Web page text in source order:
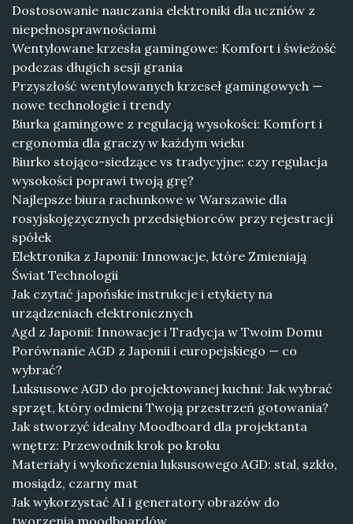
Dostosowanie nauczania elektroniki dla uczniów z
niepełnosprawnościami
Wentylowane krzesła gamingowe: Komfort i świeżość
podczas długich sesji grania
Przyszłość wentylowanych krzeseł gamingowych —
nowe technologie i trendy
Biurka gamingowe z regulacją wysokości: Komfort i
ergonomia dla graczy w każdym wieku
Biurko stojąco-siedzące vs tradycyjne: czy regulacja
wysokości poprawi twoją grę?
Najlepsze biura rachunkowe w Warszawie dla
rosyjskojęzycznych przedsiębiorców przy rejestracji
spółek
Elektronika z Japonii: Innowacje, które Zmieniają
Świat Technologii
Jak czytać japońskie instrukcje i etykiety na
urządzeniach elektronicznych
Agd z Japonii: Innowacje i Tradycja w Twoim Domu
Porównanie AGD z Japonii i europejskiego — co
wybrać?
Luksusowe AGD do projektowanej kuchni: Jak wybrać
sprzęt, który odmieni Twoją przestrzeń gotowania?
Jak stworzyć idealny Moodboard dla projektanta
wnętrz: Przewodnik krok po kroku
Materiały i wykończenia luksusowego AGD: stal, szkło,
mosiądz, czarny mat
Jak wykorzystać AI i generatory obrazów do
tworzenia moodboardów